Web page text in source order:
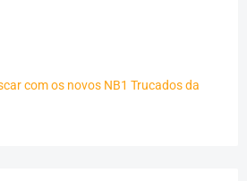
com os novos NB1 Trucados da